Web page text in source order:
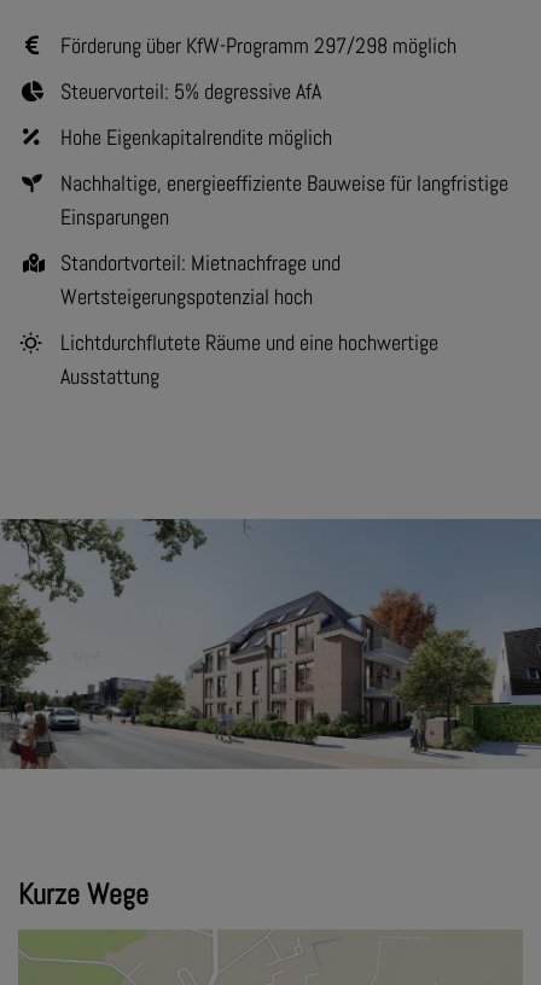
Förderung über KfW-Programm 297/298 möglich
Steuervorteil: 5% degressive AfA
Hohe Eigenkapitalrendite möglich
Nachhaltige, energieeffiziente Bauweise für langfristige
Einsparungen
Standortvorteil: Mietnachfrage und
Wertsteigerungspotenzial hoch
Lichtdurchflutete Räume und eine hochwertige
Ausstattung
Kurze Wege